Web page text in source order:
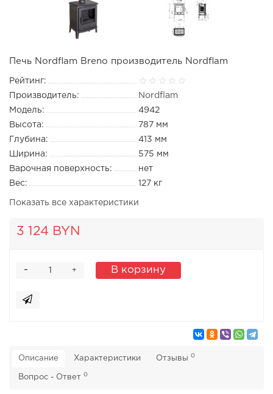
Печь Nordflam Breno производитель Nordflam
Рейтинг:
Производитель:
Nordflam
Модель:
4942
Высота:
787 мм
Глубина:
413 мм
Ширина:
575 мм
Варочная поверхность:
нет
Вес:
127 кг
Показать все характеристики
3 124 BYN
+
- В корзину
Описание Характеристики Отзывы 0
Вопрос - Ответ 0